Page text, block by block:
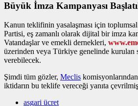
Büyük İmza Kampanyası
Kanun teklifinin yasalaşması için
Partisi, eş zamanlı olarak dijital bir imza
Vatandaşlar ve emekli dernekleri,
üzerinden veya Türkiye genelinde kurulan
verebilecek.
Şimdi tüm gözler, Meclis
iktidarın bu teklife vereceği yanıta
asgari ücret